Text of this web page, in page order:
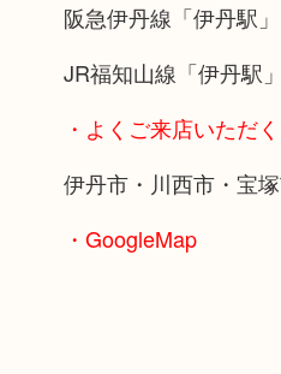
阪急伊丹線「伊丹駅」
JR福知山線「伊丹駅」
・よくご来店いただ
伊丹市・川西市・宝
・GoogleMap